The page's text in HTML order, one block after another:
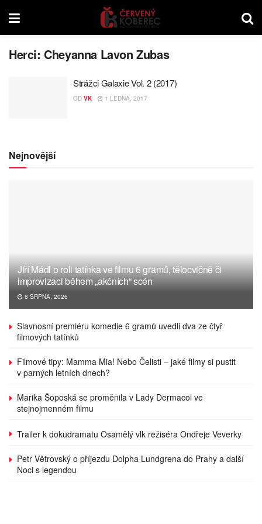
Herci: Cheyanna Lavon Zubas
Strážci Galaxie Vol. 2 (2017)
OD VK 1 LEDNA, 2017
Nejnovější
Jiří Mádl o roli tatínka ve filmu 6 gramů, tělocvičně či
improvizaci během „akčních“ scén
8 SRPNA, 2026
Slavnosní premiéru komedie 6 gramů uvedli dva ze čtyř
filmových tatínků
Filmové tipy: Mamma Mia! Nebo Čelisti – jaké filmy si pustit
v parných letních dnech?
Marika Šoposká se proměnila v Lady Dermacol ve
stejnojmenném filmu
Trailer k dokudramatu Osamělý vlk režiséra Ondřeje Veverky
Petr Větrovský o příjezdu Dolpha Lundgrena do Prahy a další
Noci s legendou